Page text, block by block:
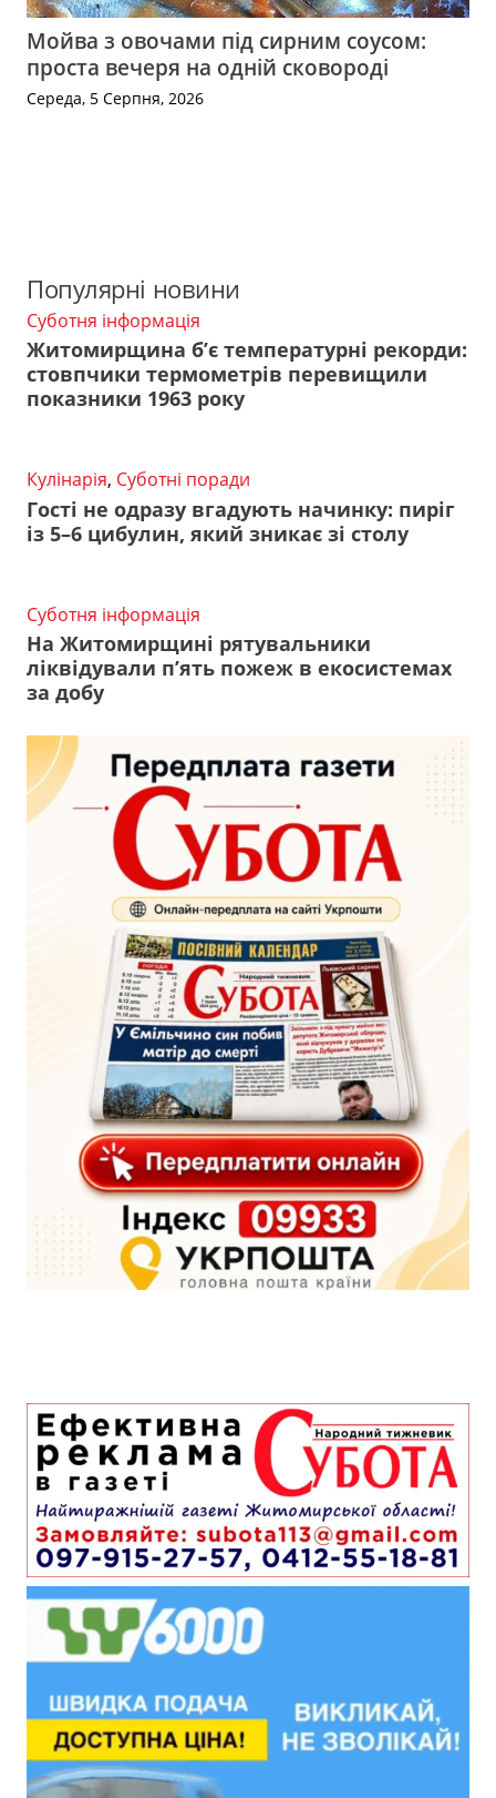
Мойва з овочами під сирним соусом:
проста вечеря на одній сковороді
Середа, 5 Серпня, 2026
Популярні новини
Суботня інформація
Житомирщина б’є температурні рекорди:
стовпчики термометрів перевищили
показники 1963 року
Кулінарія, Суботні поради
Гості не одразу вгадують начинку: пиріг
із 5–6 цибулин, який зникає зі столу
Суботня інформація
На Житомирщині рятувальники
ліквідували п’ять пожеж в екосистемах
за добу